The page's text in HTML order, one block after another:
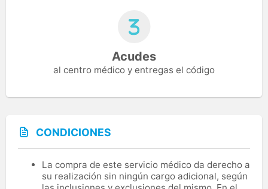
Acudes
al centro médico y entregas el código
CONDICIONES
La compra de este servicio médico da derecho a
su realización sin ningún cargo adicional, según